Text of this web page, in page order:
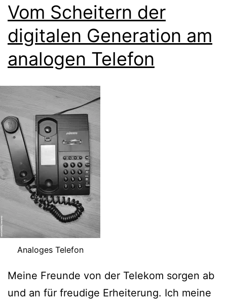
Vom Scheitern der
digitalen Generation am
analogen Telefon
Analoges Telefon
Meine Freunde von der Telekom sorgen ab
und an für freudige Erheiterung. Ich meine